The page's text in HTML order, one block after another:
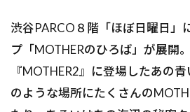
渋谷PARCO８階「ほぼ日曜日」
プ「MOTHERのひろば」が展開。
『MOTHER2』に登場したあの
のような場所にたくさんの